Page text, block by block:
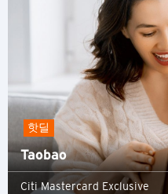
핫딜
Taobao
Citi Mastercard Exclusive
English
한국어
简体中文
繁體中文(HK)